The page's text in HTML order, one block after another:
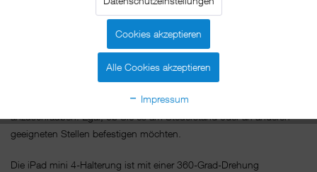
Die Halterung besteht aus hochwertigem, wasserfestem Material,
das den Elementen standhält. Das bedeutet, dass Sie sich keine
Sorgen um Beschädigungen oder das Eindringen von Feuchtigkeit
machen müssen - Sie können sich voll und ganz auf Ihr Abenteuer
konzentrieren. Unser intelligentes und vielseitiges Design ermöglicht
es Ihnen, die Halterung an verschiedenen Stellen auf Ihrem Boot
anzuschrauben. Egal, ob Sie es am Steuerstand oder an anderen
geeigneten Stellen befestigen möchten.
Die iPad mini 4-Halterung ist mit einer 360-Grad-Drehung
Cookies akzeptieren
Alle Cookies akzeptieren
Impressum